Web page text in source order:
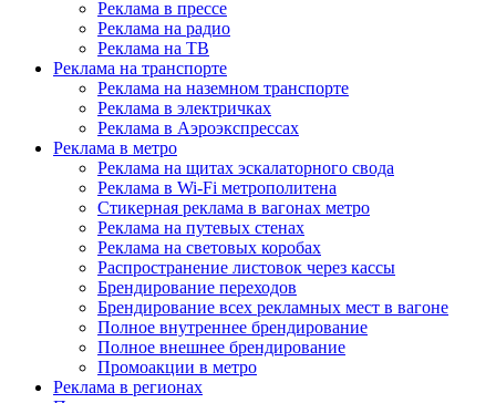
Реклама в прессе
Реклама на радио
Реклама на ТВ
Реклама на транспорте
Реклама на наземном транспорте
Реклама в электричках
Реклама в Аэроэкспрессах
Реклама в метро
Реклама на щитах эскалаторного свода
Реклама в Wi-Fi метрополитена
Стикерная реклама в вагонах метро
Реклама на путевых стенах
Реклама на световых коробах
Распространение листовок через кассы
Брендирование переходов
Брендирование всех рекламных мест в вагоне
Полное внутреннее брендирование
Полное внешнее брендирование
Промоакции в метро
Реклама в регионах